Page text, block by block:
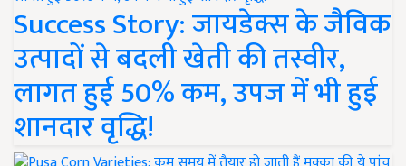
Success Story: जायडेक्स के जैविक
उत्पादों से बदली खेती की तस्वीर,
लागत हुई 50% कम, उपज में भी हुई
शानदार वृद्धि!